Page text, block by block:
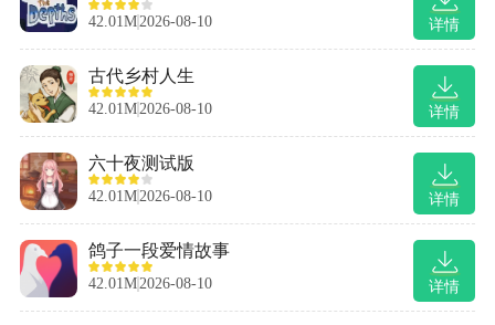
详情
42.01M2026-08-10
详情
古代乡村人生
42.01M2026-08-10
详情
六十夜测试版
42.01M2026-08-10
详情
鸽子一段爱情故事
42.01M2026-08-10